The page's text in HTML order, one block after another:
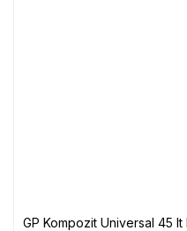
GP Kompozit Universal 45 lt